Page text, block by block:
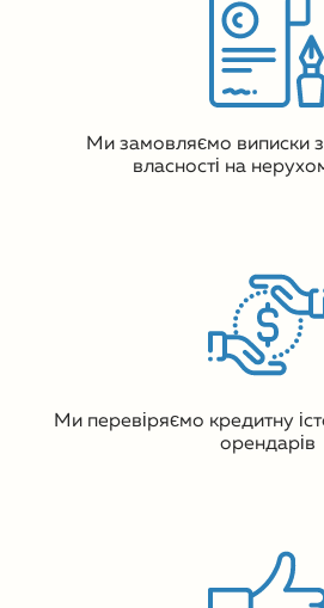
Ми замовляємо виписки
власності на
Ми перевіряємо кредитну
орендарів